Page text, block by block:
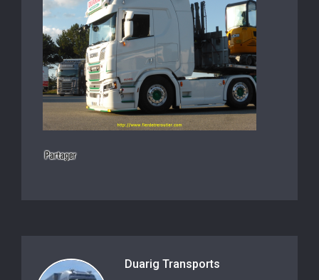
Duarig Transports